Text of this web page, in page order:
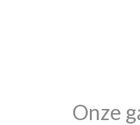
Onze